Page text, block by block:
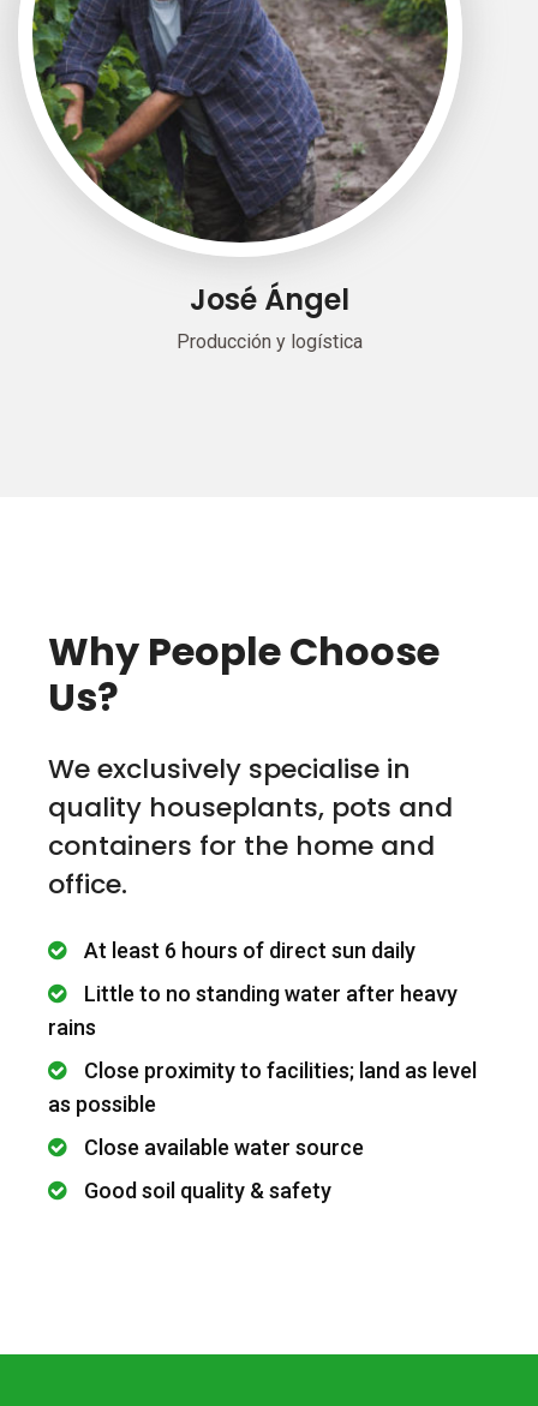
José Ángel
Producción y logística
Why People Choose
Us?
We exclusively specialise in
quality houseplants, pots and
containers for the home and
office.
At least 6 hours of direct sun daily
Little to no standing water after heavy
rains
Close proximity to facilities; land as level
as possible
Close available water source
Good soil quality & safety